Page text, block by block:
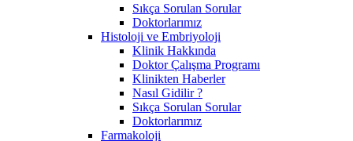
Sıkça Sorulan Sorular
Doktorlarımız
Histoloji ve Embriyoloji
Klinik Hakkında
Doktor Çalışma Programı
Klinikten Haberler
Nasıl Gidilir ?
Sıkça Sorulan Sorular
Doktorlarımız
Farmakoloji